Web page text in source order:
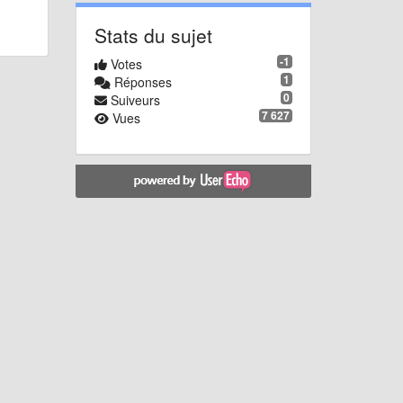
Stats du sujet
-1
Votes
1
Réponses
0
Suiveurs
7 627
Vues